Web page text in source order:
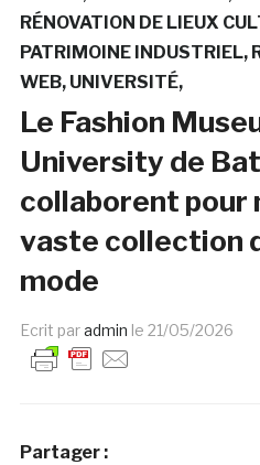
RÉNOVATION DE LIEUX
PATRIMOINE INDUSTRIEL
WEB UNIVERSITÉ
Le Fashion
University de
collaborent pour
vaste collection
mode
Ecrit paradmin le 21/05/2026
Partager :